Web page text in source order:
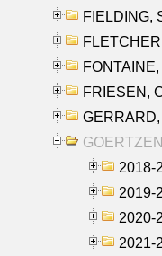
FIELDING,
FRIESEN,
2018-
2019-
2020-
2021-